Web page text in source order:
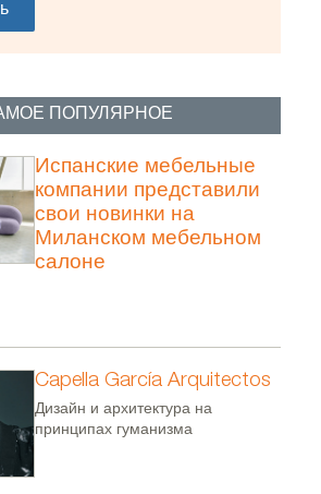
ПОПУЛЯРНОЕ
Испанские мебельные
компании представили
свои новинки на
Миланском мебельном
салоне
Capella García Arquitectos
Дизайн и архитектура на
принципах гуманизма